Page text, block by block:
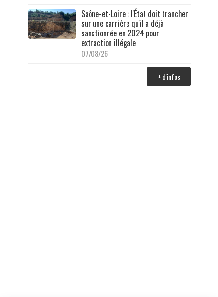
Saône-et-Loire : l'État doit trancher
sur une carrière qu'il a déjà
sanctionnée en 2024 pour
extraction illégale
07/08/26
+ d'infos